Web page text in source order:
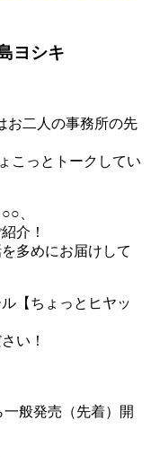
ヨシキ
お二人の事務所の先
こっとトークしてい
、
介！
多めにお届けして
【ちょっとヒヤッ
い！
般発売（先着）開